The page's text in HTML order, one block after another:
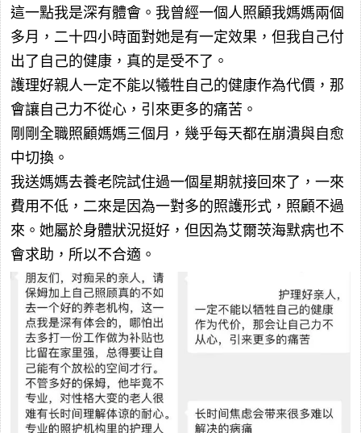
這一點我是深有體會。我曾經一個人照顧我媽媽兩個
多月，二十四小時面對她是有一定效果，但我自己付
出了自己的健康，真的是受不了。
護理好親人一定不能以犧牲自己的健康作為代價，那
會讓自己力不從心，引來更多的痛苦。
剛剛全職照顧媽媽三個月，幾乎每天都在崩潰與自愈
中切換。
我送媽媽去養老院試住過一個星期就接回來了，一來
費用不低，二來是因為一對多的照護形式，照顧不過
來。她屬於身體狀況挺好，但因為艾爾茨海默病也不
會求助，所以不合適。